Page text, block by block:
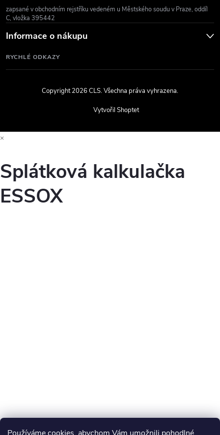
zapsané v obchodním rejstříku vedeném u Městského soudu v Praze, oddíl
C, vložka 395442
Informace o nákupu
RYCHLÉ ODKAZY
Vytvořil Shoptet
Copyright 2026CLS. Všechna práva vyhrazena.
×
Splátková kalkulačka
ESSOX